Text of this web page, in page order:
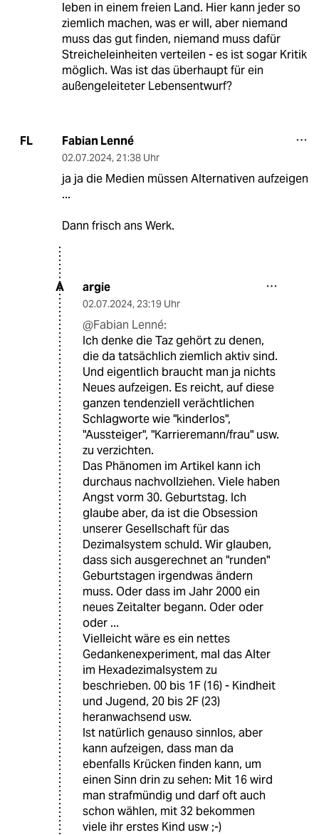
leben in einem freien Land. Hier kann jeder so
ziemlich machen, was er will, aber niemand
muss das gut finden, niemand muss dafür
Streicheleinheiten verteilen - es ist sogar Kritik
möglich. Was ist das überhaupt für ein
außengeleiteter Lebensentwurf?
FL Fabian Lenné
02.07.2024, 21:38 Uhr
ja ja die Medien müssen Alternativen aufzeigen
...
Dann frisch ans Werk.
A argie
02.07.2024, 23:19 Uhr
@Fabian Lenné:
Ich denke die Taz gehört zu denen,
die da tatsächlich ziemlich aktiv sind.
Und eigentlich braucht man ja nichts
Neues aufzeigen. Es reicht, auf diese
ganzen tendenziell verächtlichen
Schlagworte wie "kinderlos",
"Aussteiger", "Karrieremann/frau" usw.
zu verzichten.
Das Phänomen im Artikel kann ich
durchaus nachvollziehen. Viele haben
Angst vorm 30. Geburtstag. Ich
glaube aber, da ist die Obsession
unserer Gesellschaft für das
Dezimalsystem schuld. Wir glauben,
dass sich ausgerechnet an "runden"
Geburtstagen irgendwas ändern
muss. Oder dass im Jahr 2000 ein
neues Zeitalter begann. Oder oder
oder ...
Vielleicht wäre es ein nettes
Gedankenexperiment, mal das Alter
im Hexadezimalsystem zu
beschrieben. 00 bis 1F (16) - Kindheit
und Jugend, 20 bis 2F (23)
heranwachsend usw.
Ist natürlich genauso sinnlos, aber
kann aufzeigen, dass man da
ebenfalls Krücken finden kann, um
einen Sinn drin zu sehen: Mit 16 wird
man strafmündig und darf oft auch
schon wählen, mit 32 bekommen
viele ihr erstes Kind usw ;-)